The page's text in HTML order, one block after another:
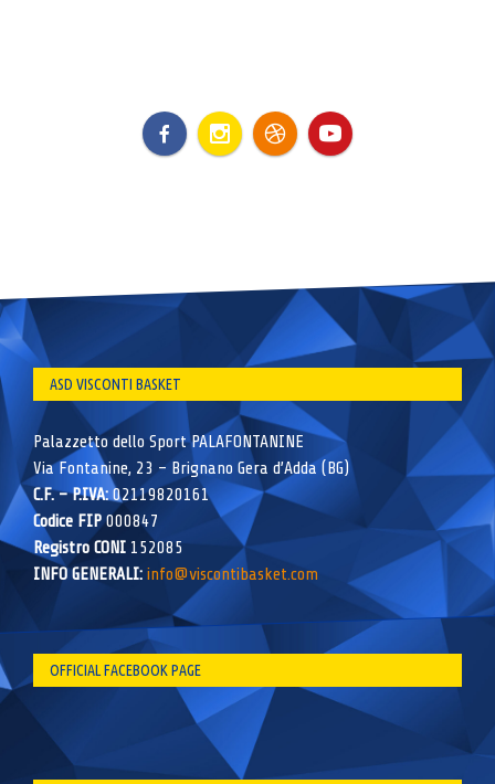
ASD VISCONTI BASKET
Palazzetto dello Sport PALAFONTANINE
Via Fontanine, 23 – Brignano Gera d’Adda (BG)
C.F. – P.IVA:02119820161
Codice FIP000847
Registro CONI 152085
INFO GENERALI: info@viscontibasket.com
OFFICIAL FACEBOOK PAGE